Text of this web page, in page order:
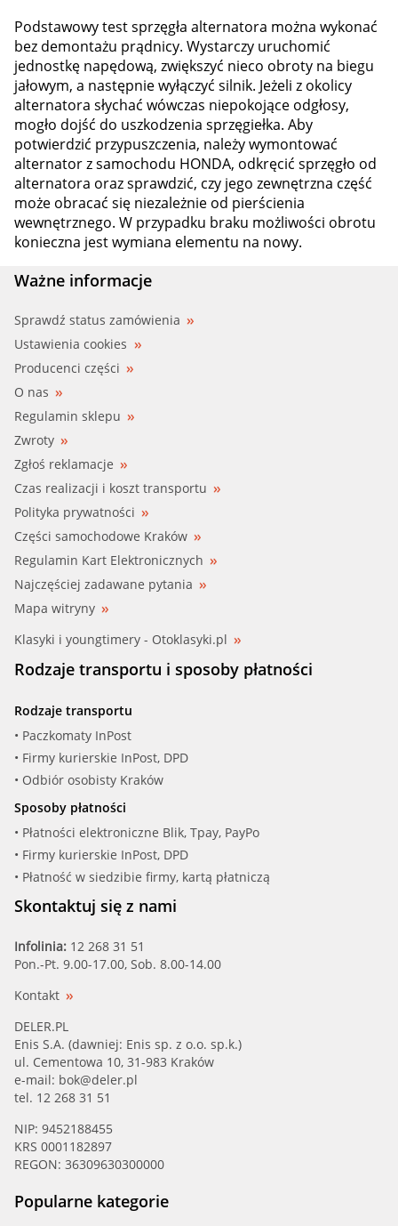
Podstawowy test sprzęgła alternatora można wykonać
bez demontażu prądnicy. Wystarczy uruchomić
jednostkę napędową, zwiększyć nieco obroty na biegu
jałowym, a następnie wyłączyć silnik. Jeżeli z okolicy
alternatora słychać wówczas niepokojące odgłosy,
mogło dojść do uszkodzenia sprzęgiełka. Aby
potwierdzić przypuszczenia, należy wymontować
alternator z samochodu HONDA, odkręcić sprzęgło od
alternatora oraz sprawdzić, czy jego zewnętrzna część
może obracać się niezależnie od pierścienia
wewnętrznego. W przypadku braku możliwości obrotu
konieczna jest wymiana elementu na nowy.
Ważne informacje
Sprawdź status zamówienia
Ustawienia cookies
Producenci części
O nas
Regulamin sklepu
Zwroty
Zgłoś reklamacje
Czas realizacji i koszt transportu
Polityka prywatności
Części samochodowe Kraków
Regulamin Kart Elektronicznych
Najczęściej zadawane pytania
Mapa witryny
Klasyki i youngtimery - Otoklasyki.pl
Rodzaje transportu i sposoby płatności
Rodzaje transportu
• Paczkomaty InPost
• Firmy kurierskie InPost, DPD
• Odbiór osobisty Kraków
Sposoby płatności
• Płatności elektroniczne Blik, Tpay, PayPo
• Firmy kurierskie InPost, DPD
• Płatność w siedzibie firmy, kartą płatniczą
Skontaktuj się z nami
Infolinia: 12 268 31 51
Pon.-Pt. 9.00-17.00, Sob. 8.00-14.00
Kontakt
DELER.PL
Enis S.A. (dawniej: Enis sp. z o.o. sp.k.)
ul. Cementowa 10, 31-983 Kraków
e-mail: bok@deler.pl
tel. 12 268 31 51
NIP: 9452188455
KRS 0001182897
REGON: 36309630300000
Popularne kategorie